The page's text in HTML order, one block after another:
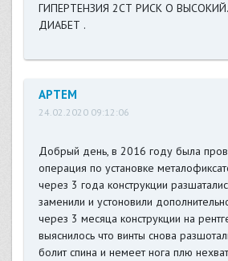
ГИПЕРТЕНЗИЯ 2СТ РИСК О
ДИАБЕТ .
АРТЕМ
24.02.2020 09:12:06
Добрый день, в 2016 году была
операция по установке
через 3 года конструкции
заменили и устоновили
через 3 месяца конструкции на
выяснилось что винты снова
болит спина и немеет нога плю